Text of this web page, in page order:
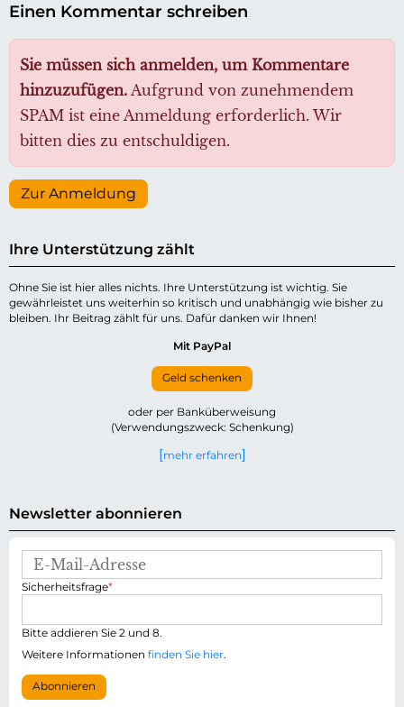
Einen Kommentar schreiben
Sie müssen sich anmelden, um Kommentare
hinzuzufügen. Aufgrund von zunehmendem
SPAM ist eine Anmeldung erforderlich. Wir
bitten dies zu entschuldigen.
Zur Anmeldung
Ihre Unterstützung zählt
Ohne Sie ist hier alles nichts. Ihre Unterstützung ist wichtig. Sie
gewährleistet uns weiterhin so kritisch und unabhängig wie bisher zu
bleiben. Ihr Beitrag zählt für uns. Dafür danken wir Ihnen!
Mit PayPal
Geld schenken
oder per Banküberweisung
(Verwendungszweck: Schenkung)
mehr erfahren
Newsletter abonnieren
M
l
-
d
r
P
i
h
t
f
Sicherheitsfrage*
Bitte addieren Sie 2 und 8.
Weitere Informationen finden Sie hier.
Abonnieren